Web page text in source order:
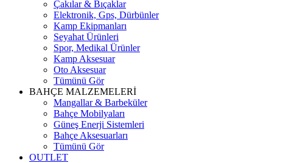
Çakılar & Bıçaklar
Elektronik, Gps, Dürbünler
Kamp Ekipmanları
Seyahat Ürünleri
Spor, Medikal Ürünler
Kamp Aksesuar
Oto Aksesuar
Tümünü Gör
BAHÇE MALZEMELERİ
Mangallar & Barbeküler
Bahçe Mobilyaları
Güneş Enerji Sistemleri
Bahçe Aksesuarları
Tümünü Gör
OUTLET